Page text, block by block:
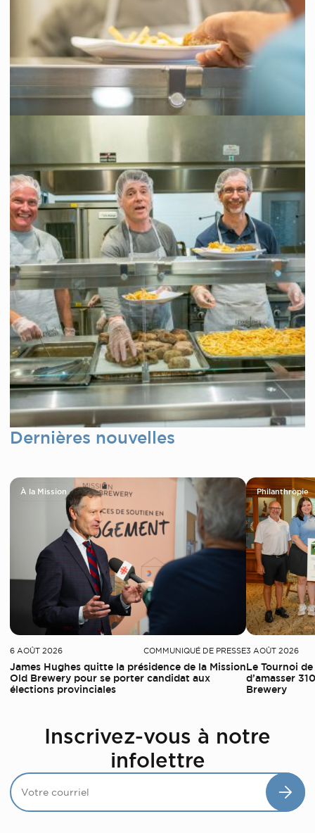
Dernières nouvelles
À la Mission
6 AOÛT 2026 COMMUNIQUÉ DE PRESSE
James Hughes quitte la présidence de la Mission
Old Brewery pour se porter candidat aux
élections provinciales
Philanthropie
3 AOÛT 2026
Le Tournoi
d’amasser
Brewery
Inscrivez-vous à notre
infolettre